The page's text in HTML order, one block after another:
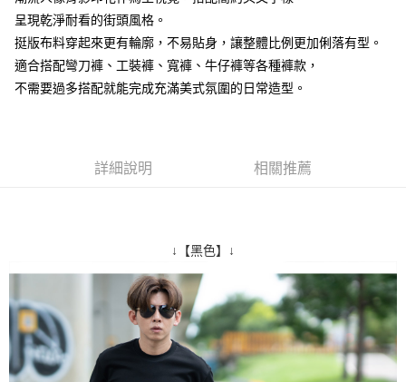
１．於結帳方式選擇「AFTEE先享後付」後，將跳轉至「AFTEE先享後付」
結帳頁面，進行簡訊認證並確認金額後，即可完成結帳。
２．訂單成立數日內，您將收到繳費通知簡訊。
３．收到繳費通知簡訊後14天內，點擊此簡訊中的連結，可透過四大超商／
ATM／網路銀行／等多元方式進行付款，方視為交易完成。
※ 請注意：結帳手續完成當下不需立刻繳費，但若您需要取消訂單，請聯絡
是否繳費成功／繳費後需取消欲退款等相關疑問，請聯繫「AFTEE先享後付
客戶支援中心」https://netprotections.freshdesk.com/support/home
易，需依本服務之必要範圍內提供個人資料，並將交易相關給付款項請求債
權轉讓予恩沛科技股份有限公司。
２．關於個人資料處理事宜，請瀏覽以下網址：
https://aftee.tw/terms/#terms3
３．未成年的使用者請事先徵得法定代理人或監護人之同意方可使用
「AFTEE先享後付」，若未經同意申辦者引起之損失，本公司不負相關責
任。
４．使用「AFTEE先享後付」時，將依據個別帳號之用戶狀況，依本公司即
時審查核予不同之上限額度；若仍有額度不足之情形，本公司將視審查結果
先付款後全家取貨
每筆NT$80，滿NT$1,800(含以上)免運費
7-11付款取貨
每筆NT$80，滿NT$1,800(含以上)免運費
呈現乾淨耐看的街頭風格。
挺版布料穿起來更有輪廓，不易貼身，讓整體比例更加俐落有型。
適合搭配彎刀褲、工裝褲、寬褲、牛仔褲等各種褲款，
不需要過多搭配就能完成充滿美式氛圍的日常造型。
詳細說明 相關推薦
↓【黑色】↓